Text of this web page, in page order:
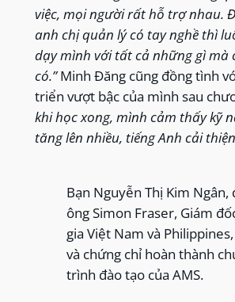
việc, mọi người rất hỗ trợ nhau.
anh chị quản lý có tay nghề thì
dạy mình với tất cả những gì mà
có.”Minh Đăng cũng đồng tình
triển vượt bậc của mình sau
khi học xong, mình cảm thấy kỹ
tăng lên nhiều, tiếng Anh cải
Bạn Nguyễn Thị Kim Ngân,
ông Simon Fraser, Giám
gia Việt Nam và
và chứng chỉ hoàn thành
trình đào tạo của AMS.